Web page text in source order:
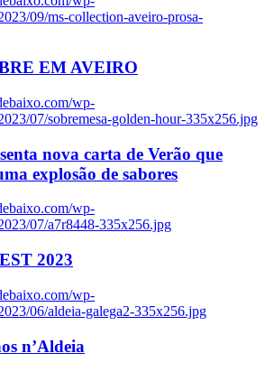
09/ms-collection-aveiro-prosa-
EM AVEIRO
wp-
07/sobremesa-golden-hour-335x256.jpg
nova carta de Verão que
explosão de sabores
wp-
07/a7r8448-335x256.jpg
2023
wp-
06/aldeia-galega2-335x256.jpg
n’Aldeia